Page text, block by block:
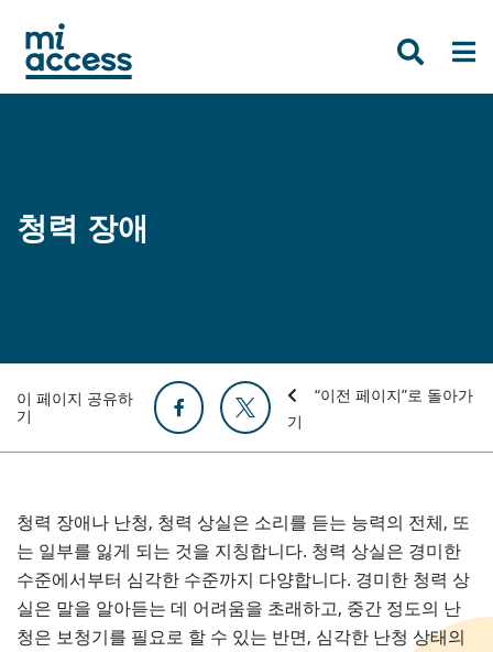
main
content
청력 장애
이 페이지 공유하
기
“이전 페이지”로 돌아가
기
청력 장애나 난청, 청력 상실은 소리를 듣는 능력의 전체, 또
는 일부를 잃게 되는 것을 지칭합니다. 청력 상실은 경미한
수준에서부터 심각한 수준까지 다양합니다. 경미한 청력 상
실은 말을 알아듣는 데 어려움을 초래하고, 중간 정도의 난
청은 보청기를 필요로 할 수 있는 반면, 심각한 난청 상태의